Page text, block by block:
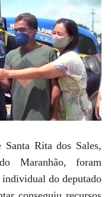
Santa Rita dos Sales,
Maranhão, foram
do deputado